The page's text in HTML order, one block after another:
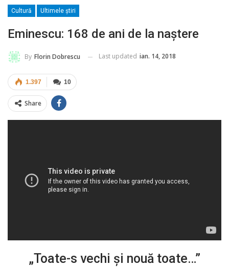
Cultură Ultimele ştiri
Eminescu: 168 de ani de la naștere
By Florin Dobrescu Last updated ian. 14, 2018
10
1.397
Share
„Toate-s vechi şi nouă toate…”